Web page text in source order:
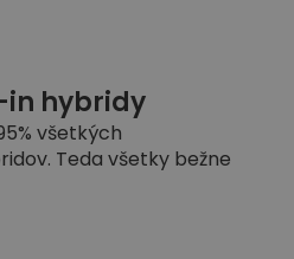
in hybridy
všetkých
Teda všetky bežne